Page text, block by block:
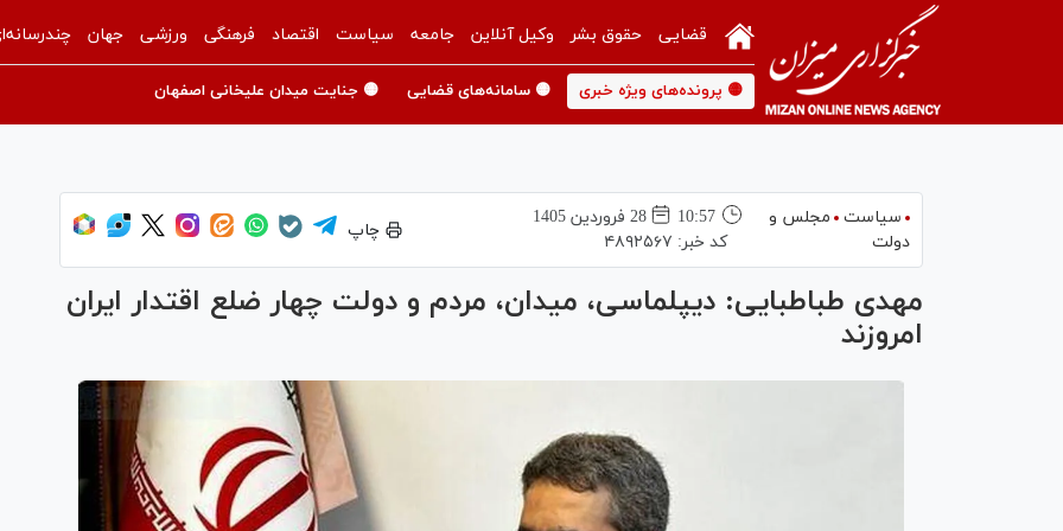
قضایی حقوق بشر وکیل آنلاین جامعه سیاست اقتصاد فرهنگی ورزشی جهان
🟡 پرونده‌های ویژه خبری 🟡 سامانه‌های قضایی 🟡 جنایت میدان علیخانی اصفهان
سیاست
مجلس و
دولت
10:57
28 فروردين 1405
کد خبر: ۴۸۹۲۵۶۷
چاپ
مهدی طباطبایی: دیپلماسی، میدان، مردم و دولت چهار ضلع اقتدار ایران
امروزند